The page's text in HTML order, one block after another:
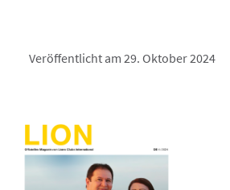
Veröffentlicht am 29. Oktober 2024